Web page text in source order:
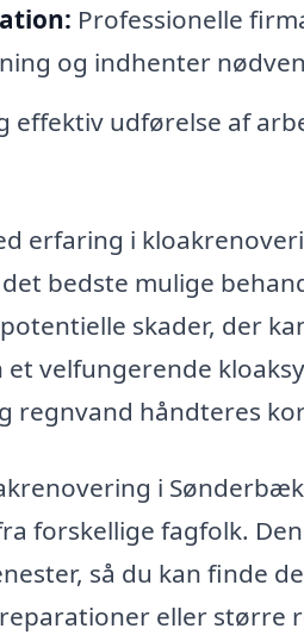
Professionelle
og indhenter
effektiv udførelse af
erfaring i
bedste mulige
skader, der
velfungerende
regnvand håndteres
i
forskellige fagfolk.
så du kan finde
eller større